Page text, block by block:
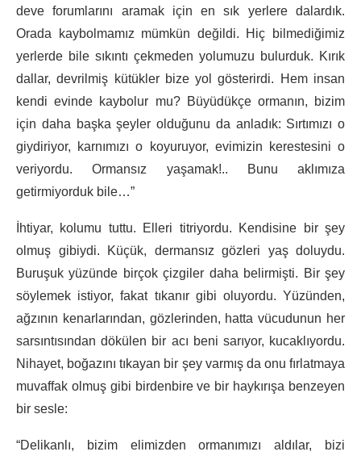
deve forumlarını aramak için en sık yerlere dalardık.
Orada kaybolmamız mümkün değildi. Hiç bilmediğimiz
yerlerde bile sıkıntı çekmeden yolumuzu bulurduk. Kırık
dallar, devrilmiş kütükler bize yol gösterirdi. Hem insan
kendi evinde kaybolur mu? Büyüdükçe ormanın, bizim
için daha başka şeyler olduğunu da anladık: Sırtımızı o
giydiriyor, karnımızı o koyuruyor, evimizin kerestesini o
veriyordu. Ormansız yaşamak!.. Bunu aklımıza
getirmiyorduk bile…”
İhtiyar, kolumu tuttu. Elleri titriyordu. Kendisine bir şey
olmuş gibiydi. Küçük, dermansız gözleri yaş doluydu.
Buruşuk yüzünde birçok çizgiler daha belirmişti. Bir şey
söylemek istiyor, fakat tıkanır gibi oluyordu. Yüzünden,
ağzının kenarlarından, gözlerinden, hatta vücudunun her
sarsıntısından dökülen bir acı beni sarıyor, kucaklıyordu.
Nihayet, boğazını tıkayan bir şey varmış da onu fırlatmaya
muvaffak olmuş gibi birdenbire ve bir haykırışa benzeyen
bir sesle:
“Delikanlı, bizim elimizden ormanımızı aldılar, bizi